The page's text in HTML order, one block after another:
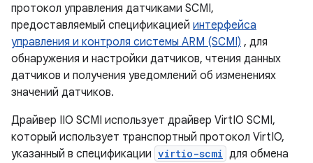
протокол управления датчиками SCMI,
предоставляемый спецификацией интерфейса
управления и контроля системы ARM (SCMI) , для
обнаружения и настройки датчиков, чтения данных
датчиков и получения уведомлений об изменениях
значений датчиков.
Драйвер IIO SCMI использует драйвер VirtIO SCMI,
который использует транспортный протокол VirtIO,
указанный в спецификации virtio-scmi для обмена